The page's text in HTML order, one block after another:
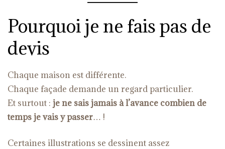
Pourquoi je ne fais pas de
devis
Chaque maison est différente.
Chaque façade demande un regard particulier.
Et surtout : je ne sais jamais à l’avance combien de
temps je vais y passer… !
Certaines illustrations se dessinent assez